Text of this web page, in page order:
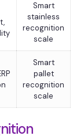
Smart
stainless
recognition
scale
Smart
pallet
recognition
scale